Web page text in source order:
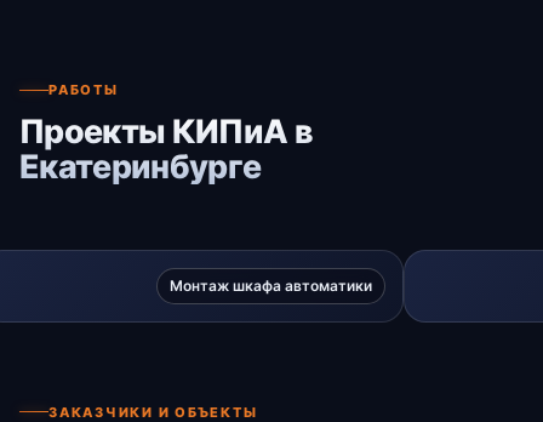
РАБОТЫ
Проекты КИПиА в
Екатеринбурге
Монтаж шкафа автоматики
ЗАКАЗЧИКИ И ОБЪЕКТЫ